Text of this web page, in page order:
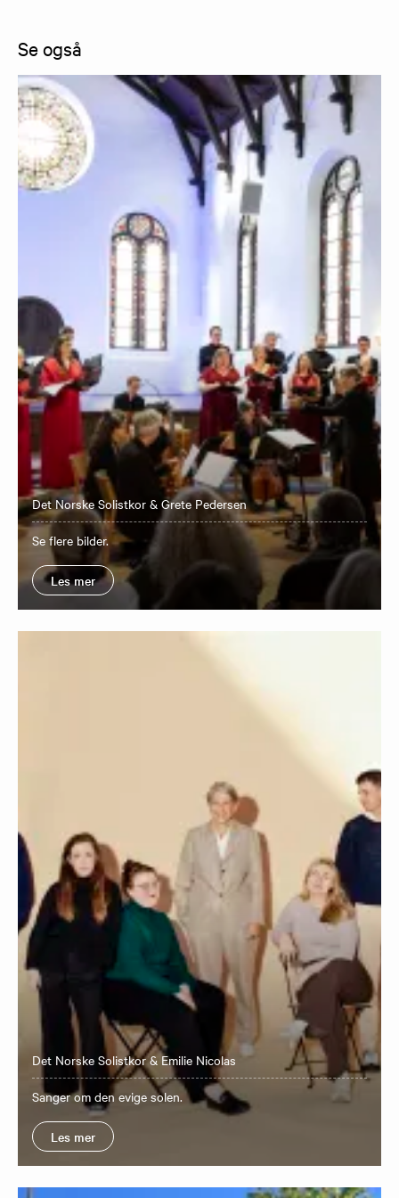
Se også
Det Norske Solistkor & Grete Pedersen
Se flere bilder.
Les mer
Det Norske Solistkor & Emilie Nicolas
Sanger om den evige solen.
Les mer